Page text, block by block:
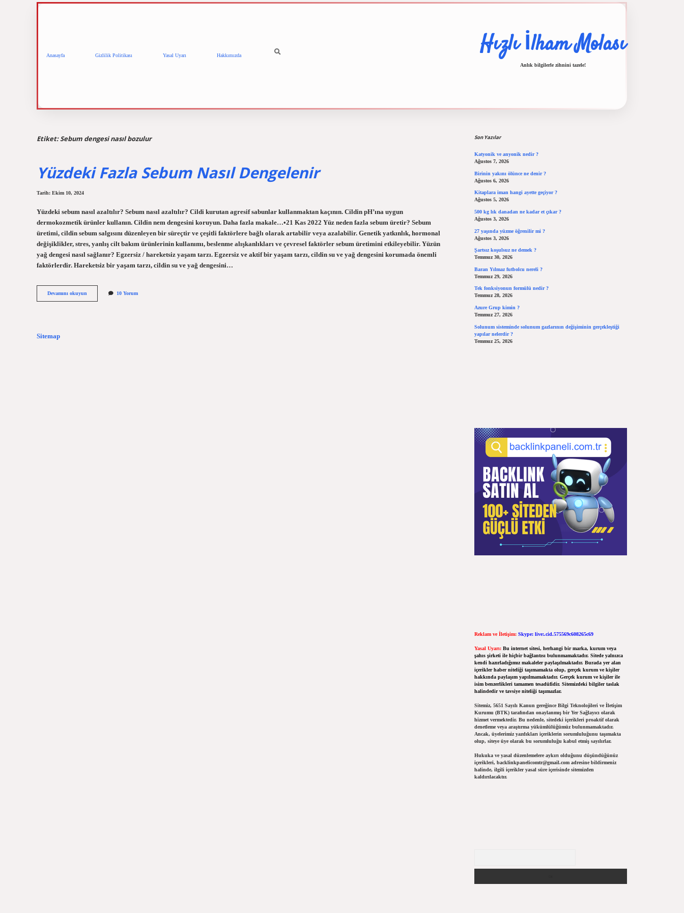
Anasayfa Gizlilik Politikası Yasal Uyarı Hakkımızda Hızlı İlham Molası
Anlık bilgilerle zihnini tazele!
Etiket:Sebum dengesi nasıl bozulur
Yüzdeki Fazla Sebum Nasıl Dengelenir
Tarih: Ekim 10, 2024
Yüzdeki sebum nasıl azaltılır? Sebum nasıl azaltılır? Cildi kurutan agresif sabunlar kullanmaktan kaçının. Cildin pH’ına uygun
dermokozmetik ürünler kullanın. Cildin nem dengesini koruyun. Daha fazla makale…•21 Kas 2022 Yüz neden fazla sebum üretir? Sebum
üretimi, cildin sebum salgısını düzenleyen bir süreçtir ve çeşitli faktörlere bağlı olarak artabilir veya azalabilir. Genetik yatkınlık, hormonal
değişiklikler, stres, yanlış cilt bakım ürünlerinin kullanımı, beslenme alışkanlıkları ve çevresel faktörler sebum üretimini etkileyebilir. Yüzün
yağ dengesi nasıl sağlanır? Egzersiz / hareketsiz yaşam tarzı. Egzersiz ve aktif bir yaşam tarzı, cildin su ve yağ dengesini korumada önemli
faktörlerdir. Hareketsiz bir yaşam tarzı, cildin su ve yağ dengesini…
Devamını okuyun
Fazla
10 Yorum
Sitemap
Son Yazılar
Katyonik ve anyonik nedir ?
Ağustos 7, 2026
Birinin yakını ölünce ne denir ?
Ağustos 6, 2026
Kitaplara iman hangi ayette geçiyor ?
Ağustos 5, 2026
500 kg lık danadan ne kadar et çıkar ?
Ağustos 3, 2026
27 yaşında yüzme öğrenilir mi ?
Ağustos 3, 2026
Şartsız koşulsuz ne demek ?
Temmuz 30, 2026
Baran Yılmaz futbolcu nereli ?
Temmuz 29, 2026
Tek fonksiyonun formülü nedir ?
Temmuz 28, 2026
Azure Grup kimin ?
Temmuz 27, 2026
Solunum sisteminde solunum gazlarının değişiminin gerçekleştiği
yapılar nelerdir ?
Temmuz 25, 2026
Reklam ve İletişim: Skype: live:.cid.575569c608265c69
Yasal Uyarı: Bu internet sitesi, herhangi bir marka, kurum veya
şahıs şirketi ile hiçbir bağlantısı bulunmamaktadır. Sitede yalnızca
kendi hazırladığımız makaleler paylaşılmaktadır. Burada yer alan
içerikler haber niteliği taşımamakta olup, gerçek kurum ve kişiler
hakkında paylaşım yapılmamaktadır. Gerçek kurum ve kişiler ile
isim benzerlikleri tamamen tesadüfidir. Sitemizdeki bilgiler taslak
halindedir ve tavsiye niteliği taşımazlar.
Sitemiz, 5651 Sayılı Kanun gereğince Bilgi Teknolojileri ve İletişim
Kurumu (BTK) tarafından onaylanmış bir Yer Sağlayıcı olarak
hizmet vermektedir. Bu nedenle, sitedeki içerikleri proaktif olarak
denetleme veya araştırma yükümlülüğümüz bulunmamaktadır.
Ancak, üyelerimiz yazdıkları içeriklerin sorumluluğunu taşımakta
olup, siteye üye olarak bu sorumluluğu kabul etmiş sayılırlar.
Hukuka ve yasal düzenlemelere aykırı olduğunu düşündüğünüz
içerikleri, backlinkpanelicomtr@gmail.comadresine bildirmeniz
halinde, ilgili içerikler yasal süre içerisinde sitemizden
kaldırılacaktır.